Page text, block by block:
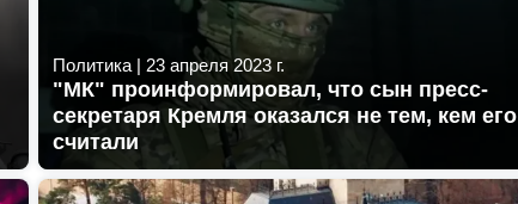
Политика | 23 апреля 2023 г.
"МК" проинформировал, что сын пресс-
секретаря Кремля оказался не тем, кем его
считали